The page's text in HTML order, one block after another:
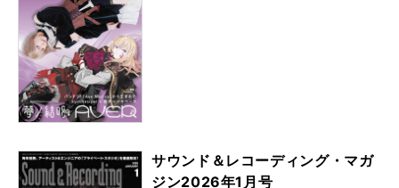
サウンド＆レコーディング・マガ
ジン2026年1月号